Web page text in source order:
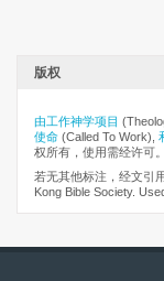
版权
由工作神学项目
使命 (Called To Work),
权所有，使用需经许可。
若无其他标注，经文引
Kong Bible Society.